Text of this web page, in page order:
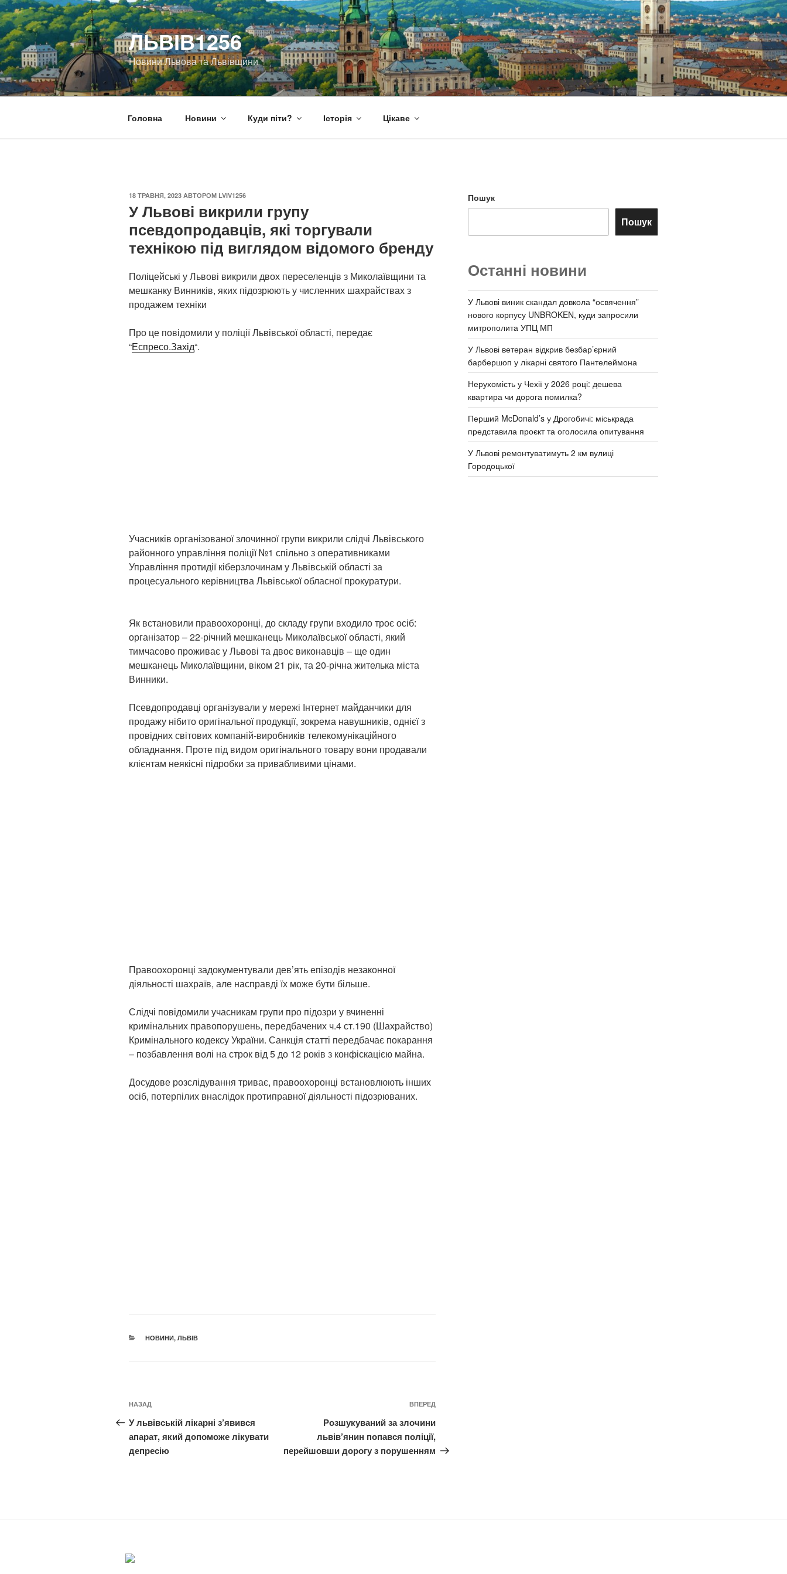
Перейти
до
вмісту
ЛЬВІВ1256
Новини Львова та Львівщини
Головна Новини Куди піти? Історія Цікаве
ОПУБЛІКОВАНО
18 ТРАВНЯ, 2023 АВТОРОМ LVIV1256
У Львові викрили групу
псевдопродавців, які торгували
технікою під виглядом відомого бренду
Поліцейські у Львові викрили двох переселенців з Миколаївщини та
мешканку Винників, яких підозрюють у численних шахрайствах з
продажем техніки
Про це повідомили у поліції Львівської області, передає
“Еспресо.Захід“.
Учасників організованої злочинної групи викрили слідчі Львівського
районного управління поліції №1 спільно з оперативниками
Управління протидії кіберзлочинам у Львівській області за
процесуального керівництва Львівської обласної прокуратури.
Як встановили правоохоронці, до складу групи входило троє осіб:
організатор – 22-річний мешканець Миколаївської області, який
тимчасово проживає у Львові та двоє виконавців – ще один
мешканець Миколаївщини, віком 21 рік, та 20-річна жителька міста
Винники.
Псевдопродавці організували у мережі Інтернет майданчики для
продажу нібито оригінальної продукції, зокрема навушників, однієї з
провідних світових компаній-виробників телекомунікаційного
обладнання. Проте під видом оригінального товару вони продавали
клієнтам неякісні підробки за привабливими цінами.
Правоохоронці задокументували дев’ять епізодів незаконної
діяльності шахраїв, але насправді їх може бути більше.
Слідчі повідомили учасникам групи про підозри у вчиненні
кримінальних правопорушень, передбачених ч.4 ст.190 (Шахрайство)
Кримінального кодексу України. Санкція статті передбачає покарання
– позбавлення волі на строк від 5 до 12 років з конфіскацією майна.
Досудове розслідування триває, правоохоронці встановлюють інших
осіб, потерпілих внаслідок протиправної діяльності підозрюваних.
КАТЕГОРІЇ
НОВИНИ, ЛЬВІВ
Навігація
записів
Попередній
запис:
НАЗАД
У львівській лікарні з’явився
апарат, який допоможе лікувати
депресію
Наступний
запис
ВПЕРЕД
Розшукуваний за злочини
львів’янин попався поліції,
перейшовши дорогу з порушенням
Пошук
Пошук
Останні новини
У Львові виник скандал довкола “освячення”
нового корпусу UNBROKEN, куди запросили
митрополита УПЦ МП
У Львові ветеран відкрив безбар’єрний
барбершоп у лікарні святого Пантелеймона
Нерухомість у Чехії у 2026 році: дешева
квартира чи дорога помилка?
Перший McDonald’s у Дрогобичі: міськрада
представила проєкт та оголосила опитування
У Львові ремонтуватимуть 2 км вулиці
Городоцької